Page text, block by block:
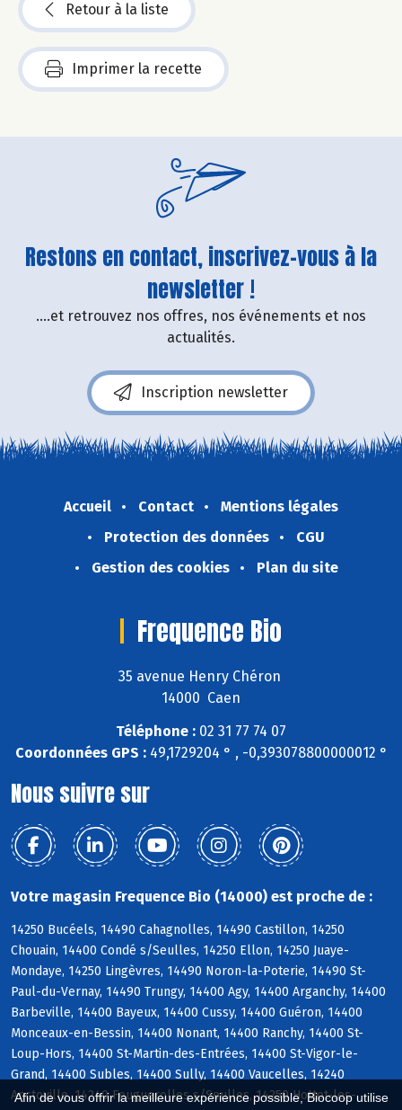
Afin de vous offrir la meilleure expérience possible, Biocoop utilise
Retour à la liste
Imprimer la recette
Restons en contact, inscrivez-vous à la
newsletter !
....et retrouvez nos offres, nos événements et nos
actualités.
Inscription newsletter
Accueil Contact
Mentions légales
Protection des données
CGU
Gestion des cookies
Plan du site
Frequence Bio
35 avenue Henry Chéron
14000 Caen
Téléphone : 02 31 77 74 07
Coordonnées GPS :49,1729204 ° , -0,393078800000012 °
Nous suivre sur
Votre magasin Frequence Bio (14000) est proche de :
14250 Bucéels, 14490 Cahagnolles, 14490 Castillon, 14250
Chouain, 14400 Condé s/Seulles, 14250 Ellon, 14250 Juaye-
Mondaye, 14250 Lingèvres, 14490 Noron-la-Poterie, 14490 St-
Paul-du-Vernay, 14490 Trungy, 14400 Agy, 14400 Arganchy, 14400
Barbeville, 14400 Bayeux, 14400 Cussy, 14400 Guéron, 14400
Monceaux-en-Bessin, 14400 Nonant, 14400 Ranchy, 14400 St-
Loup-Hors, 14400 St-Martin-des-Entrées, 14400 St-Vigor-le-
Grand, 14400 Subles, 14400 Sully, 14400 Vaucelles, 14240
Anctoville, 14240 Feuguerolles s/Seulles, 14250 Hottot-les-